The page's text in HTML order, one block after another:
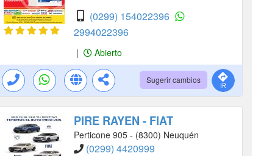
(0299) 154022396
2994022396
| Abierto
Sugerir cambios
PIRE RAYEN - FIAT
Perticone 905 - (8300) Neuquén
(0299) 4420999